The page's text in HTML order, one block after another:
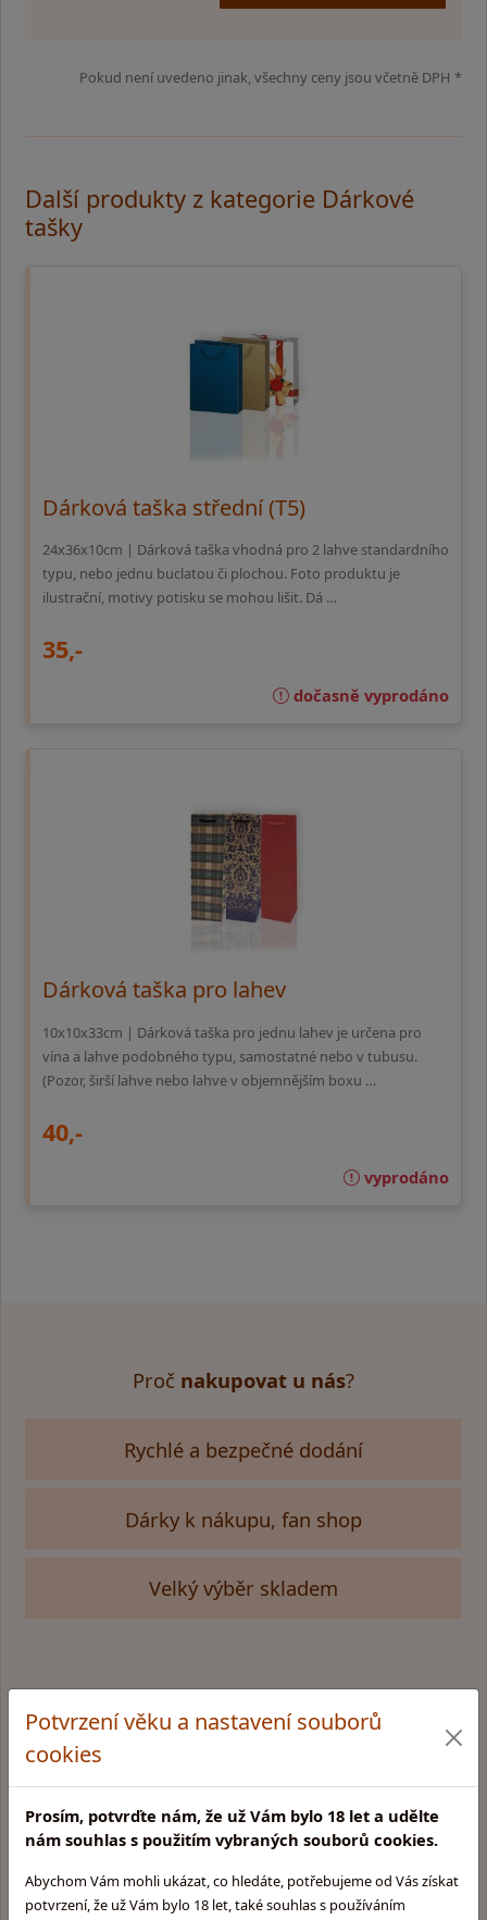
Potvrzení věku a nastavení souborů
cookies
Prosím, potvrďte nám, že už Vám bylo 18 let a udělte
nám souhlas s použitím vybraných souborů cookies.
Abychom Vám mohli ukázat, co hledáte, potřebujeme od Vás získat
potvrzení, že už Vám bylo 18 let, také souhlas s používáním
Pokud není uvedeno jinak, všechny ceny jsou včetně DPH *
Další produkty z kategorie Dárkové
tašky
Dárková taška střední (T5)
24x36x10cm | Dárková taška vhodná pro 2 lahve standardního
typu, nebo jednu buclatou či plochou. Foto produktu je
ilustrační, motivy potisku se mohou lišit. Dá …
35,-
dočasně vyprodáno
Dárková taška pro lahev
10x10x33cm | Dárková taška pro jednu lahev je určena pro
vína a lahve podobného typu, samostatné nebo v tubusu.
(Pozor, širší lahve nebo lahve v objemnějším boxu …
40,-
vyprodáno
Proč nakupovat u nás?
Rychlé a bezpečné dodání
Dárky k nákupu, fan shop
Velký výběr skladem
Glentyno Whisky Shop
Na Malovance 6, Praha 6
Zobrazit mapu
Otevírací doba:
Pondělí: 10:00 - 15:00
Středa: Zavřeno
Čtvrtek: 11:00 - 16:00